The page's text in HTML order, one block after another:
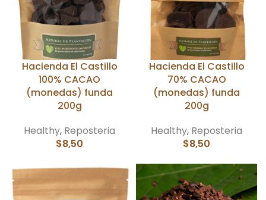
Hacienda El Castillo
100% CACAO
(monedas) funda
200g
Healthy, Reposteria
$8,50
Hacienda El Castillo
70% CACAO
(monedas) funda
200g
Healthy, Reposteria
$8,50